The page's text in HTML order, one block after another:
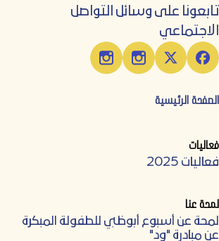
تابعونا على وسائل التواصل
الاجتماعي
الصفحة الرئيسية
فعاليات
فعاليات 2025
لمحة عنا
لمحة عن أسبوع أبوظبي للطفولة المبكرة
عن مبادرة "ود"